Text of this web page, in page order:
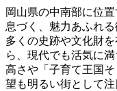
岡山県の中南部に位
息づく、魅力あふれ
多くの史跡や文化財
ら、現代でも活気に
高さや「子育て王国
望も明るい街として